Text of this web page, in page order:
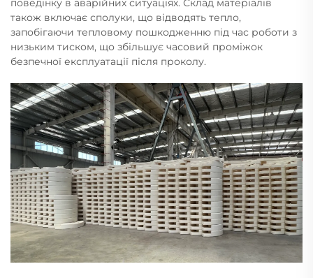
поведінку в аварійних ситуаціях. Склад матеріалів
також включає сполуки, що відводять тепло,
запобігаючи тепловому пошкодженню під час роботи з
низьким тиском, що збільшує часовий проміжок
безпечної експлуатації після проколу.